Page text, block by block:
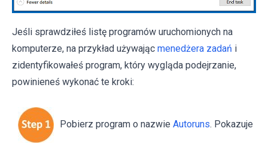
Jeśli sprawdziłeś listę programów uruchomionych na
komputerze, na przykład używając menedżera zadań i
zidentyfikowałeś program, który wygląda podejrzanie,
powinieneś wykonać te kroki:
Pobierz program o nazwie Autoruns. Pokazuje